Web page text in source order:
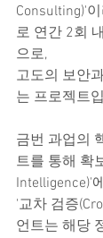
Consulting)'
로 연간 2회
으로,
고도의 보안
는 프로젝트
금번 과업의
트를 통해 확
Intelligence)'
'교차 검증
언트는 해당